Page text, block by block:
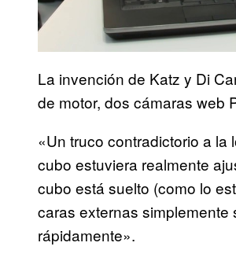
La invención de Katz y Di
de motor, dos cámaras web
«Un truco contradictorio a
cubo estuviera realmente
cubo está suelto (como lo
caras externas
rápidamente».